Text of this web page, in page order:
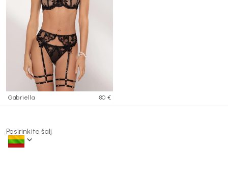
Gabriella 80 €
Pasirinkite šalį